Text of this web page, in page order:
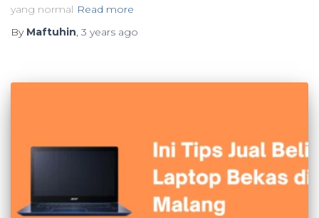
yang normal Read more
By Maftuhin, 3 years ago